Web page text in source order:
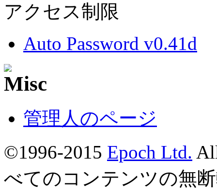
アクセス制限
Auto Password v0.41d
管理人のページ
©1996-2015 Epoch Ltd.
べてのコンテンツの無